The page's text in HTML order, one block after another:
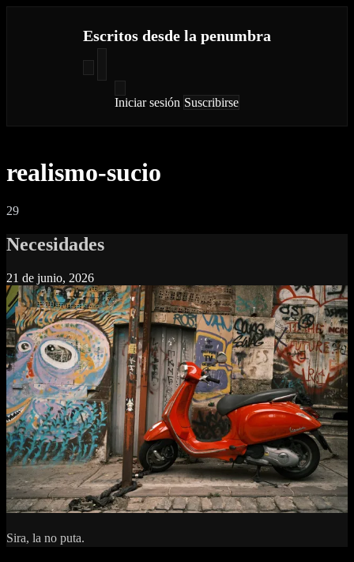
Escritos desde la penumbra
Iniciar sesión Suscribirse
realismo-sucio
29
Necesidades
21 de junio, 2026
Sira, la no puta.